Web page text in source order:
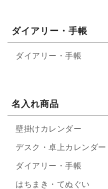
ダイアリー・手帳
ダイアリー・手帳
名入れ商品
壁掛けカレンダー
デスク・卓上カレンダー
ダイアリー・手帳
はちまき・てぬぐい